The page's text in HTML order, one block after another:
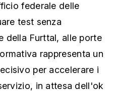
federale delle
test senza
della Furttal, alle porte
rappresenta un
per accelerare i
in attesa dell'ok